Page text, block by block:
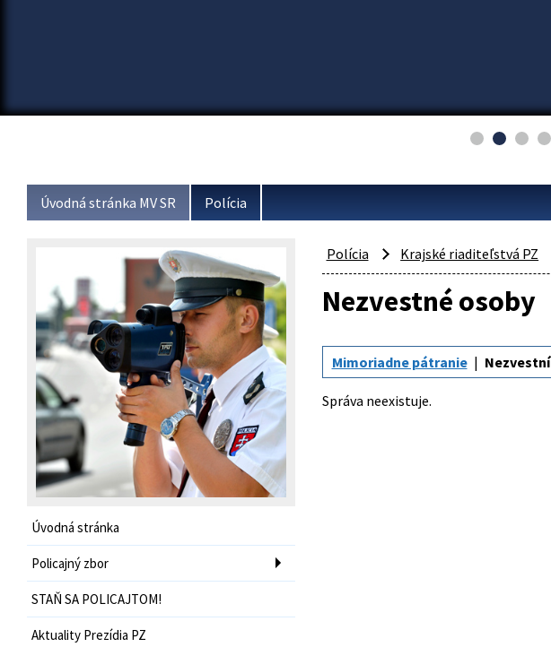
Úvodná stránka MV SR Polícia
Úvodná stránka
Policajný zbor
STAŇ SA POLICAJTOM!
Aktuality Prezídia PZ
Polícia Krajské riaditeľstvá PZ
Nezvestné osoby
Mimoriadne pátranie Nezvestní
Správa neexistuje.